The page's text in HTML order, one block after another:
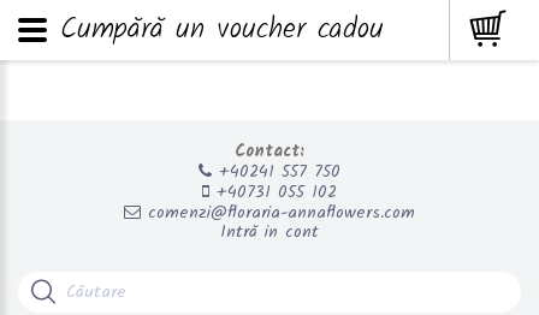
Contact:
+40241 557 750
+40731 055 102
comenzi@floraria-annaflowers.com
Intră in cont
Cumpără un voucher cadou